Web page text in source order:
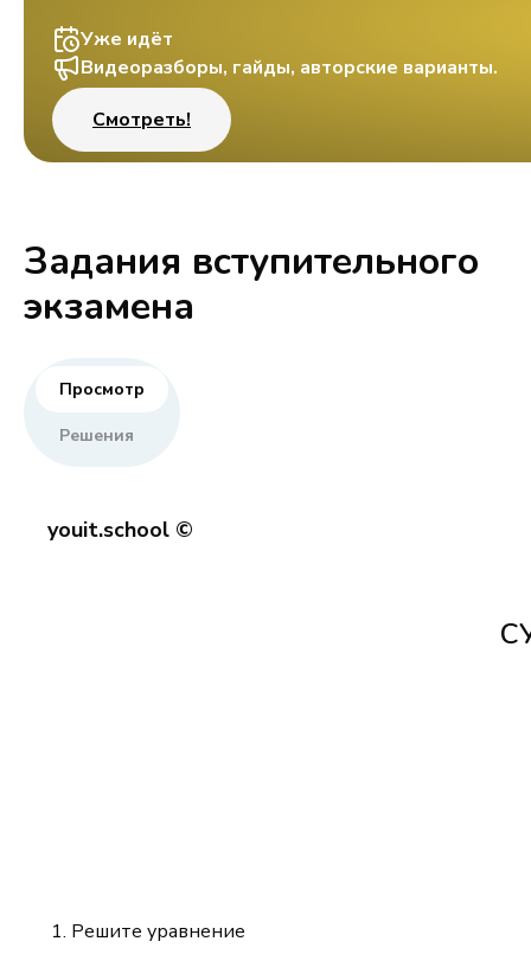
Уже идёт
Видеоразборы, гайды, авторские варианты.
Смотреть!
Задания вступительного
экзамена
Просмотр
Решения
youit.school ©
Решите уравнение